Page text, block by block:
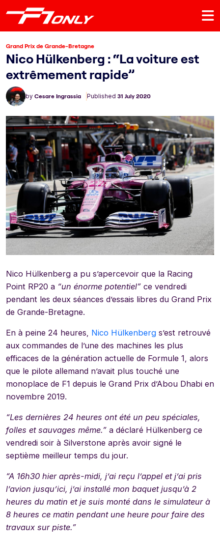
Grand Prix de Grande-Bretagne
Nico Hülkenberg : “La voiture est
extrêmement rapide”
by Cesare Ingrassia Published 31 July 2020
Nico Hülkenberg a pu s’apercevoir que la Racing
Point RP20 a “un énorme potentiel” ce vendredi
pendant les deux séances d’essais libres du Grand Prix
de Grande-Bretagne.
En à peine 24 heures, Nico Hülkenberg s’est retrouvé
aux commandes de l’une des machines les plus
efficaces de la génération actuelle de Formule 1, alors
que le pilote allemand n’avait plus touché une
monoplace de F1 depuis le Grand Prix d’Abou Dhabi en
novembre 2019.
“Les dernières 24 heures ont été un peu spéciales,
folles et sauvages même.” a déclaré Hülkenberg ce
vendredi soir à Silverstone après avoir signé le
septième meilleur temps du jour.
“A 16h30 hier après-midi, j’ai reçu l’appel et j’ai pris
l’avion jusqu’ici, j’ai installé mon baquet jusqu’à 2
heures du matin et je suis monté dans le simulateur à
8 heures ce matin pendant une heure pour faire des
travaux sur piste.”